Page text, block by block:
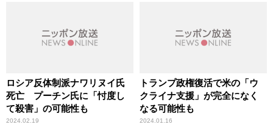
ロシア反体制派ナワリヌイ氏
死亡 プーチン氏に「忖度し
て殺害」の可能性も
2024.02.19
トランプ政権復活で米の「ウ
クライナ支援」が完全になく
なる可能性も
2024.01.16